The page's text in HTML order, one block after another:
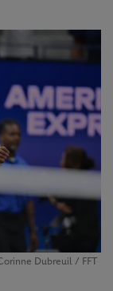
Dubreuil / FFT